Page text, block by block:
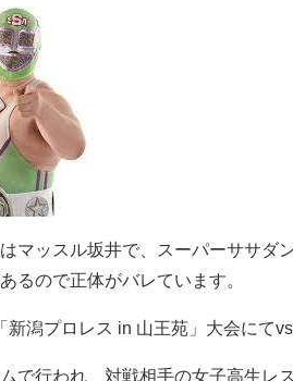
マッスル坂井で、スーパーササダ
るので正体がバレています。
新潟プロレス in 山王苑」大会にて
で行われ、対戦相手の女子高生レ